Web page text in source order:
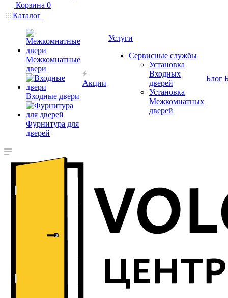
Корзина 0
Каталог
Межкомнатные
двери
Входные двери
Фурнитура для
дверей
Акции
Услуги
Сервисные службы
Установка
Входных
дверей
Установка
Межкомнатных
дверей
Блог